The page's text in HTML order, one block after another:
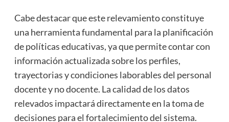
Cabe destacar que este relevamiento constituye
una herramienta fundamental para la planificación
de políticas educativas, ya que permite contar con
información actualizada sobre los perfiles,
trayectorias y condiciones laborables del personal
docente y no docente. La calidad de los datos
relevados impactará directamente en la toma de
decisiones para el fortalecimiento del sistema.